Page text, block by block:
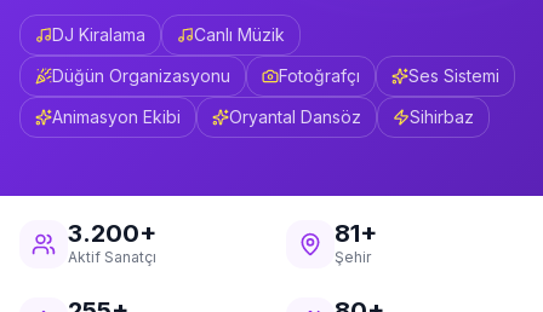
DJ Kiralama
Canlı Müzik
Düğün Organizasyonu
Fotoğrafçı
Ses Sistemi
Animasyon Ekibi
Oryantal Dansöz Sihirbaz
3.200+
Aktif Sanatçı
81+
Şehir